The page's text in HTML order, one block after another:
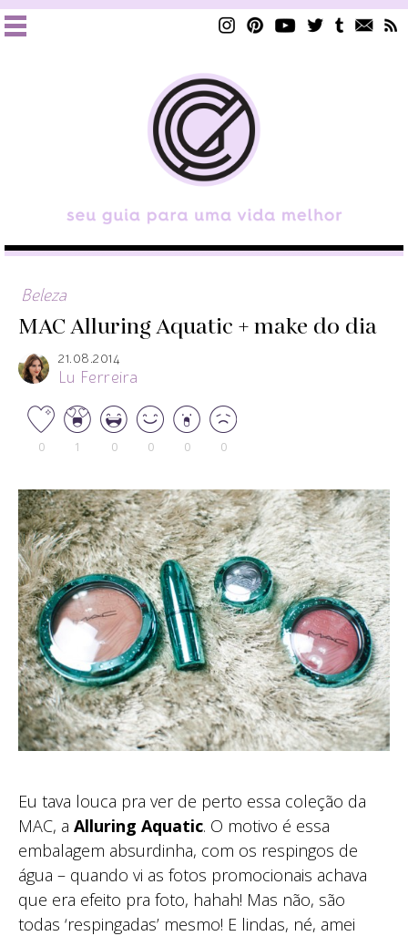
Beleza
MAC Alluring Aquatic + make do dia
21.08.2014
Lu Ferreira
0 1 0 0 0 0
Eu tava louca pra ver de perto essa coleção da
MAC, a Alluring Aquatic. O motivo é essa
embalagem absurdinha, com os respingos de
água – quando vi as fotos promocionais achava
que era efeito pra foto, hahah! Mas não, são
todas ‘respingadas’ mesmo! E lindas, né, amei